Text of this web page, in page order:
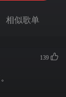
到
相似歌单
139